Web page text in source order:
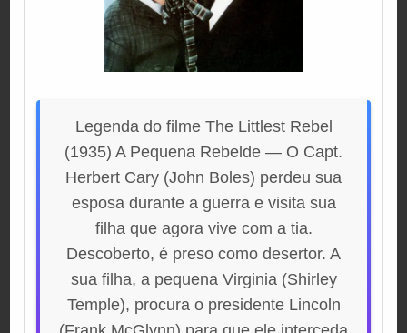
Legenda do filme The Littlest Rebel
(1935) A Pequena Rebelde — O Capt.
Herbert Cary (John Boles) perdeu sua
esposa durante a guerra e visita sua
filha que agora vive com a tia.
Descoberto, é preso como desertor. A
sua filha, a pequena Virginia (Shirley
Temple), procura o presidente Lincoln